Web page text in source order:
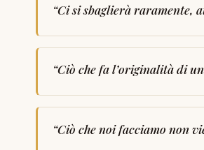
“Ci si sbaglierà raramente,
“Ciò che fa l’originalità di
“Ciò che noi facciamo non